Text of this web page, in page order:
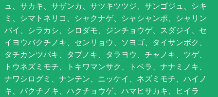
ュ、サカキ、サザンカ、サツキツツジ、サンゴジュ、シキ
ミ、シマトネリコ、シャクナゲ、シャシャンポ、シャリン
バイ、シラカシ、シロダモ、ジンチョウゲ、スダジイ、セ
イヨウバクチノキ、センリョウ、ソヨゴ、タイサンボク、
タチカンツバキ、タブノキ、タラヨウ、チャノキ、ツゲ、
トウネズミモチ、トキワマンサク、トベラ、ナナミノキ、
ナワシログミ、ナンテン、ニッケイ、ネズミモチ、ハイノ
キ、バクチノキ、ハクチョウゲ、ハマヒサカキ、ヒイラ